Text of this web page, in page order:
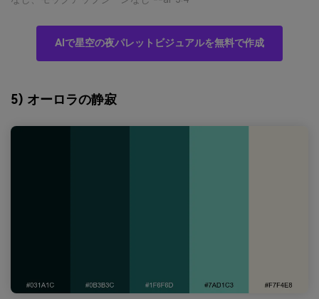
AIで星空の夜パレットビジュアルを無料で作成
5) オーロラの静寂